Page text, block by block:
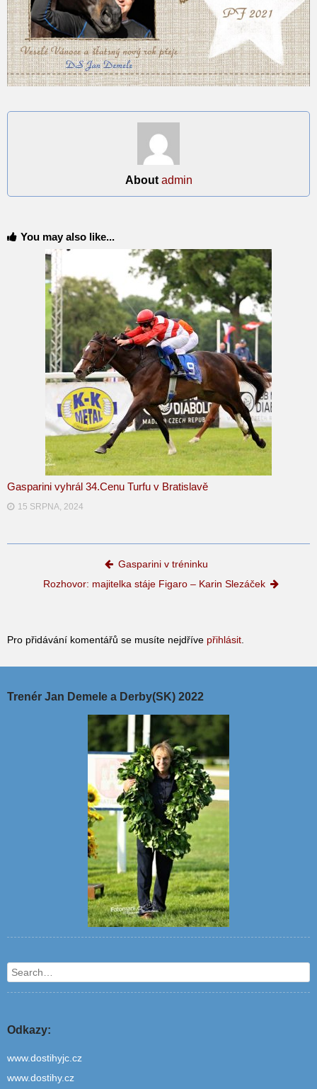
About admin
You may also like...
Gasparini vyhrál 34.Cenu Turfu v Bratislavě
15 SRPNA, 2024
Post navigation
Gasparini v tréninku
Rozhovor: majitelka stáje Figaro – Karin Slezáček
Pro přidávání komentářů se musíte nejdříve přihlásit.
Trenér Jan Demele a Derby(SK) 2022
Search
Odkazy:
www.dostihyjc.cz
www.dostihy.cz